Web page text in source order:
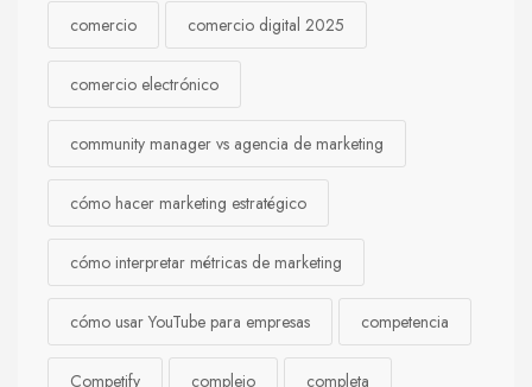
comercio comercio digital 2025
comercio electrónico
community manager vs agencia de marketing
cómo hacer marketing estratégico
cómo interpretar métricas de marketing
cómo usar YouTube para empresas competencia
Competify complejo completa